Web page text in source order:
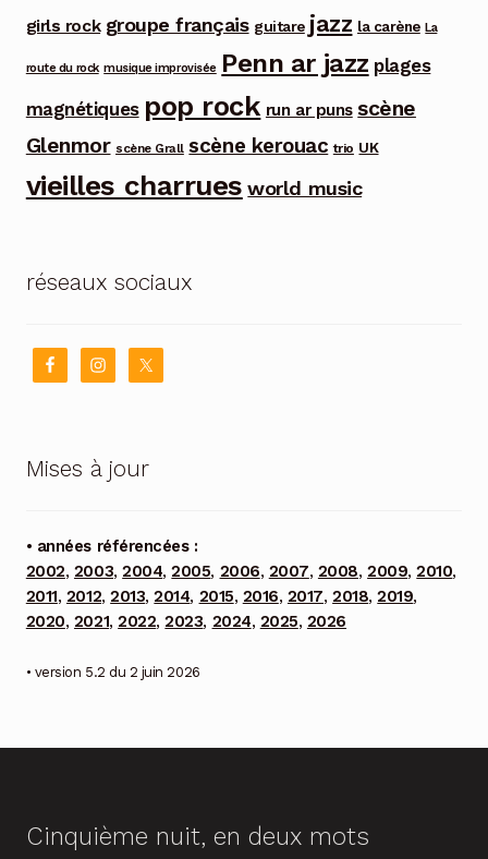
girls rock groupe français guitare jazz la carène La
route du rock musique improvisée Penn ar jazz plages
magnétiques pop rock run ar puns scène
Glenmor scène Grall scène kerouac trio UK
vieilles charrues world music
réseaux sociaux
Mises à jour
• années référencées :
2002, 2003,2004,2005, 2006, 2007, 2008,2009,2010,
2011, 2012,2013,2014, 2015, 2016, 2017,2018,2019,
2020, 2021,2022,2023, 2024, 2025, 2026
• version 5.2 du 2 juin 2026
Cinquième nuit, en deux mots